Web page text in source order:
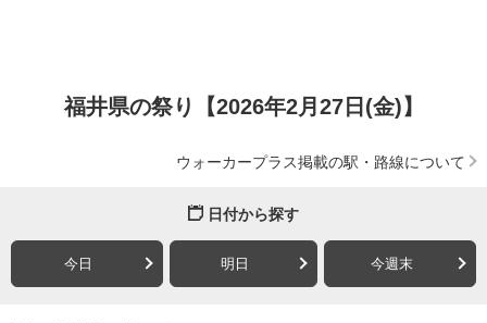
福井県の祭り【2026年2月27日(金)】
ウォーカープラス掲載の駅・路線について
日付から探す
今日 明日 今週末